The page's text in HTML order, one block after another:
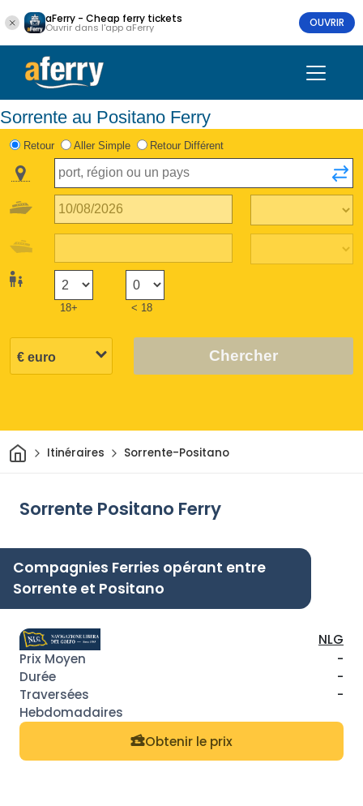
aFerry - Cheap ferry tickets
Ouvrir dans l'app aFerry OUVRIR
Sorrente au Positano Ferry
Retour Aller Simple Retour Différent
18+ < 18
Chercher
Maison
Itinéraires Sorrente-Positano
Sorrente Positano Ferry
Compagnies Ferries opérant entre
Sorrente et Positano
NLG
-
-
-
Obtenir le prix